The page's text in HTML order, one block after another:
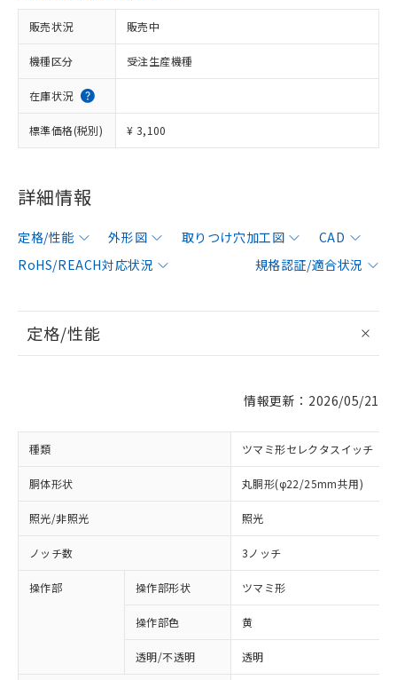
販売状況 販売中
機種区分 受注生産機種
在庫状況
標準価格(税別) ¥ 3,100
詳細情報
定格/性能 外形図 取りつけ穴加工図
CAD
RoHS/REACH対応状況
規格認証/適合状況
定格/性能
情報更新：2026/05/21
種類 ツマミ形セレクタスイッチ
胴体形状 丸胴形(φ22/25mm共用)
照光/非照光 照光
ノッチ数 3ノッチ
操作部 操作部形状 ツマミ形
操作部色 黄
透明/不透明 透明